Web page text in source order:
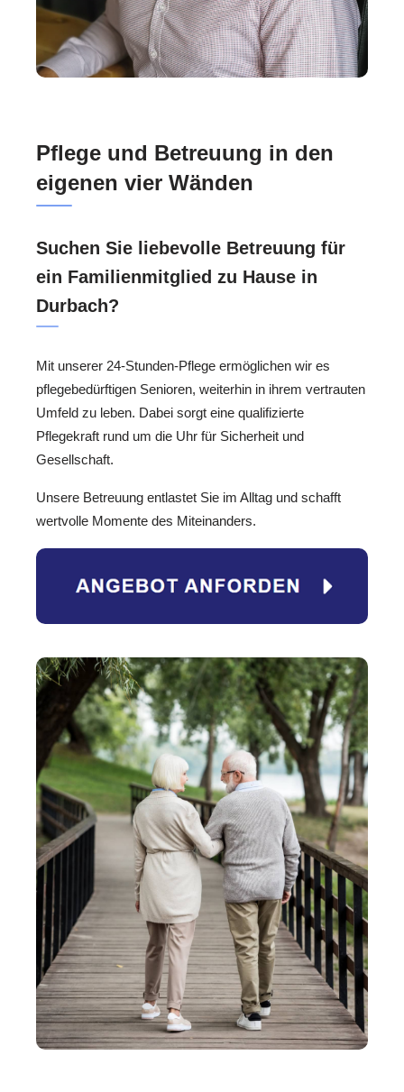
Pflege und Betreuung in den
eigenen vier Wänden
Suchen Sie liebevolle Betreuung für
ein Familienmitglied zu Hause in
Durbach?
Mit unserer 24-Stunden-Pflege ermöglichen wir es
pflegebedürftigen Senioren, weiterhin in ihrem vertrauten
Umfeld zu leben. Dabei sorgt eine qualifizierte
Pflegekraft rund um die Uhr für Sicherheit und
Gesellschaft.
Unsere Betreuung entlastet Sie im Alltag und schafft
wertvolle Momente des Miteinanders.